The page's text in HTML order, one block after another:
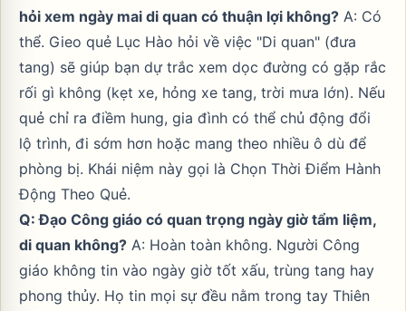
hỏi xem ngày mai di quan có thuận lợi không? A: Có
thể. Gieo quẻ Lục Hào hỏi về việc "Di quan" (đưa
tang) sẽ giúp bạn dự trắc xem dọc đường có gặp rắc
rối gì không (kẹt xe, hỏng xe tang, trời mưa lớn). Nếu
quẻ chỉ ra điềm hung, gia đình có thể chủ động đổi
lộ trình, đi sớm hơn hoặc mang theo nhiều ô dù để
phòng bị. Khái niệm này gọi là Chọn Thời Điểm Hành
Động Theo Quẻ.
Q: Đạo Công giáo có quan trọng ngày giờ tẩm liệm,
di quan không? A: Hoàn toàn không. Người Công
giáo không tin vào ngày giờ tốt xấu, trùng tang hay
phong thủy. Họ tin mọi sự đều nằm trong tay Thiên